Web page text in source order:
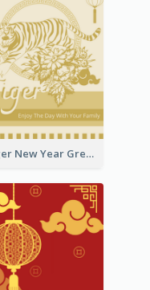
Tiger New Year Greeting Card With Decorations